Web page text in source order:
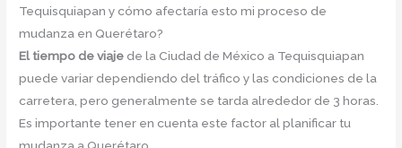
Tequisquiapan y cómo afectaría esto mi proceso de
mudanza en Querétaro?
El tiempo de viaje de la Ciudad de México a Tequisquiapan
puede variar dependiendo del tráfico y las condiciones de la
carretera, pero generalmente se tarda alrededor de 3 horas.
Es importante tener en cuenta este factor al planificar tu
mudanza a Querétaro.